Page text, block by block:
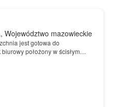
mazowieckie
jest gotowa do
położony w ścisłym